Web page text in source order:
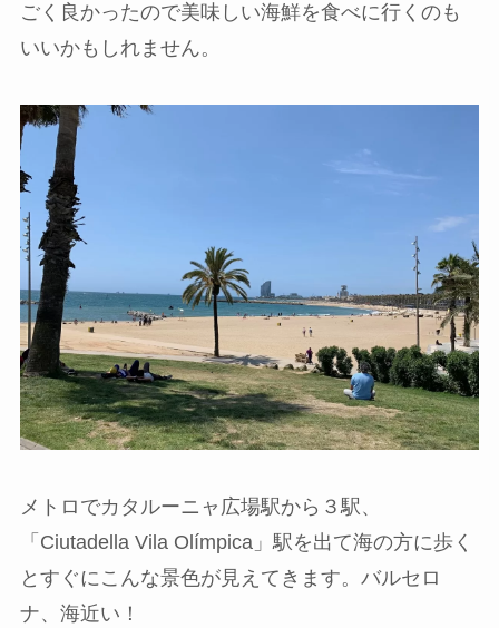
ごく良かったので美味しい海鮮を食べに行くのも
いいかもしれません。
メトロでカタルーニャ広場駅から３駅、
「Ciutadella Vila Olímpica」駅を出て海の方に歩く
とすぐにこんな景色が見えてきます。バルセロ
ナ、海近い！